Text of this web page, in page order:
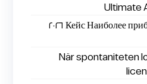
Ultimate
Кейс Наиболее прибыльные слот-игры ٢٠٢٦
När spontaniteten